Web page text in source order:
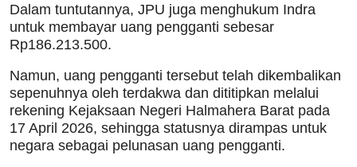
Dalam tuntutannya, JPU juga menghukum Indra
untuk membayar uang pengganti sebesar
Rp186.213.500.
Namun, uang pengganti tersebut telah dikembalikan
sepenuhnya oleh terdakwa dan dititipkan melalui
rekening Kejaksaan Negeri Halmahera Barat pada
17 April 2026, sehingga statusnya dirampas untuk
negara sebagai pelunasan uang pengganti.